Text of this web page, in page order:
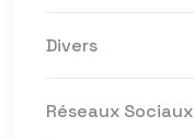
Divers
Réseaux Sociaux